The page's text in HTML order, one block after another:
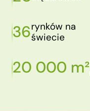
36rynków na
świecie
20 000 m²